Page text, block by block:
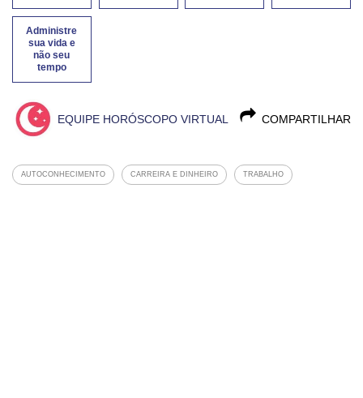
Administre
sua vida e
não seu
tempo
COMPARTILHAR
EQUIPE HORÓSCOPO VIRTUAL
AUTOCONHECIMENTO CARREIRA E DINHEIRO TRABALHO